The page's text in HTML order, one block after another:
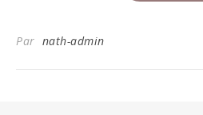
Par nath-admin